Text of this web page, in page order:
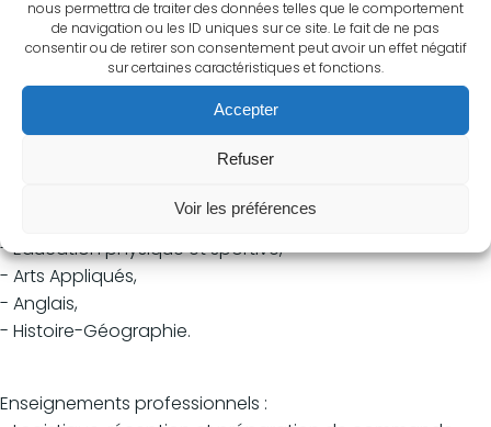
nous permettra de traiter des données telles que le comportement
de navigation ou les ID uniques sur ce site. Le fait de ne pas
consentir ou de retirer son consentement peut avoir un effet négatif
sur certaines caractéristiques et fonctions.
Accepter
Refuser
Voir les préférences
Avoir le souci de la satisfaction du client.
Manager une équipe.
PROGRAMME DE LA FORMATION
Enseignements du domaine général :
- Education physique et sportive,
- Arts Appliqués,
- Anglais,
- Histoire-Géographie.
Enseignements professionnels :